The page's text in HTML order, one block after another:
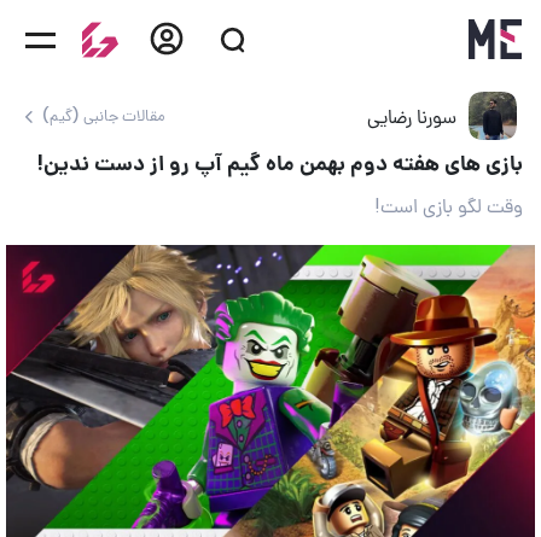
سورنا رضایی مقالات جانبی (گیم)
بازی های هفته دوم بهمن ماه گیم آپ رو از دست ندین!
وقت لگو بازی است!